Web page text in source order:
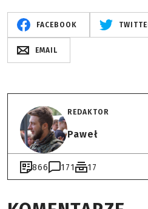
FACEBOOK
EMAIL
REDAKTOR
Paweł
866 171 17